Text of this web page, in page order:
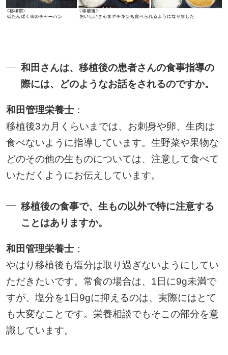
和田さんは、移植後の患者さんの食事指導の
際には、どのようなお話をされるのですか。
和田管理栄養士：
移植後3カ月くらいまでは、お刺身や卵、生肉は
食べないように指導しています。生野菜や果物な
どのその他の生ものについては、注意して食べて
いただくようにお伝えしています。
移植後の食事で、生もの以外で特に注意する
ことはありますか。
和田管理栄養士：
やはり移植後も塩分は取り過ぎないようにしてい
ただきたいです。常食の場合は、1日に9g未満で
すが、塩分を1日9gに抑えるのは、実際にはとて
も大変なことです。栄養相談でもそこの部分を意
識しています。